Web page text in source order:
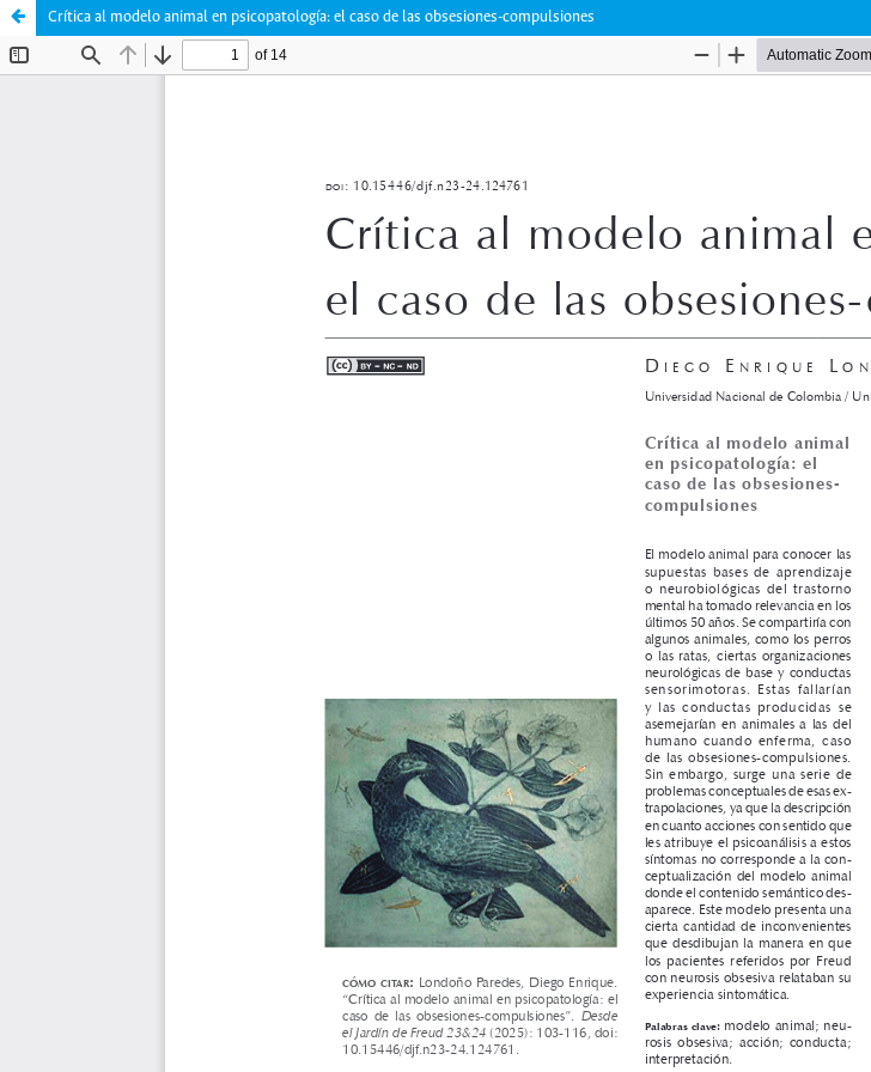
Crítica al modelo animal en psicopatología: el caso de las obsesiones-compulsiones